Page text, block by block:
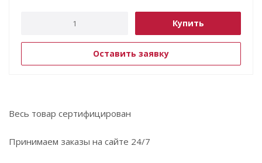
Купить
Оставить заявку
Весь товар сертифицирован
Принимаем заказы на сайте 24/7